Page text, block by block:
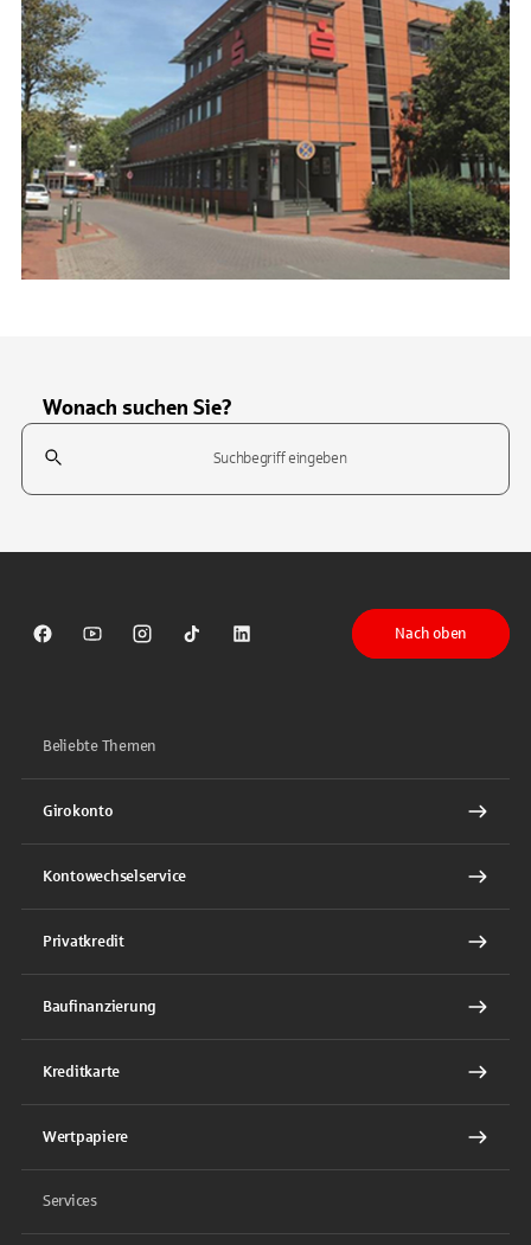
Wonach suchen Sie?
Suchfeld
Sparkasse auf Facebook
Sparkasse auf Youtube
Sparkasse auf Instagram
Sparkasse auf TikTok
Sparkasse auf LinkedIn
Nach oben
Beliebte Themen
Girokonto
Kontowechselservice
Privatkredit
Baufinanzierung
Kreditkarte
Wertpapiere
Services